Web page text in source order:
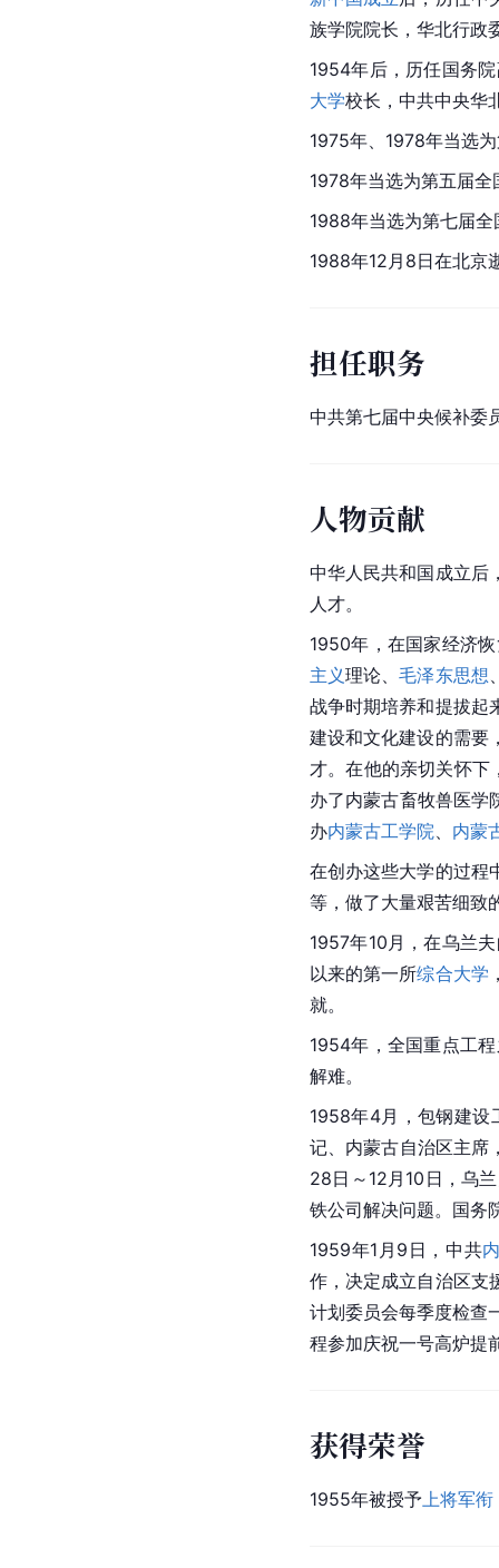
族学院院长，华北行政
1954年后，历任国务
大学校长，中共中央华
1975年、1978年当选
1978年当选为第五届
1988年当选为第七届
1988年12月8日在北京
担任职务
中共第七届中央候补委
人物贡献
中华人民共和国成立后
人才。
1950年，在国家经济
主义理论、毛泽东思想
战争时期培养和提拔起
建设和文化建设的需要
才。在他的亲切关怀下
办了内蒙古畜牧兽医学
办内蒙古工学院
内蒙
在创办这些大学的过程
等，做了大量艰苦细致
1957年10月，在乌兰
以来的第一所综合大学
就。
1954年，全国重点工
解难。
1958年4月，包钢建设
记、内蒙古自治区主席
28日～12月10日，乌
铁公司解决问题。国务
1959年1月9日，中共
作，决定成立自治区支
计划委员会每季度检查
程参加庆祝一号高炉提
获得荣誉
1955年被授予 上将军衔